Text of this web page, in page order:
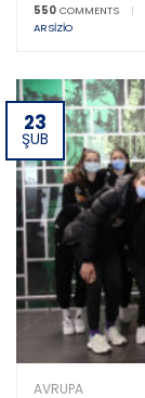
550 COMMENTS |
ARSIZIO
23
ŞUB
AVRUPA